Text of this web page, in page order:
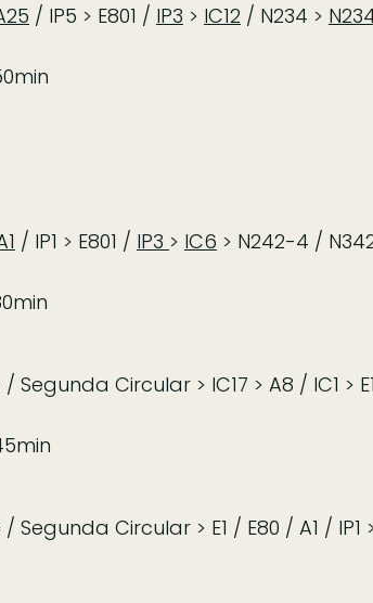
/ IP5 > E801 / IP3 > IC12 / N234 >
/ IP1 > E801 / IP3 > IC6 > N242-4 /
Circular > IC17 > A8 / IC1 >
Circular > E1 / E80 / A1 / IP1 >